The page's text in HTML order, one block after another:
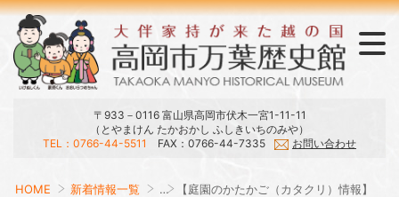
〒933－0116 富山県高岡市伏木一宮1-11-11
（とやまけん たかおかし ふしきいちのみや）
TEL：0766-44-5511
FAX：0766-44-7335 お問い合わせ
当館のご案内
展示・庭園・館内マップ
ラウンジ・おみやげ・刊行物
大伴家持と万葉集
開館日・時間・観覧料
交通アクセス
HOME 新着情報一覧 … 【庭園のかたかご（カタクリ）情報】